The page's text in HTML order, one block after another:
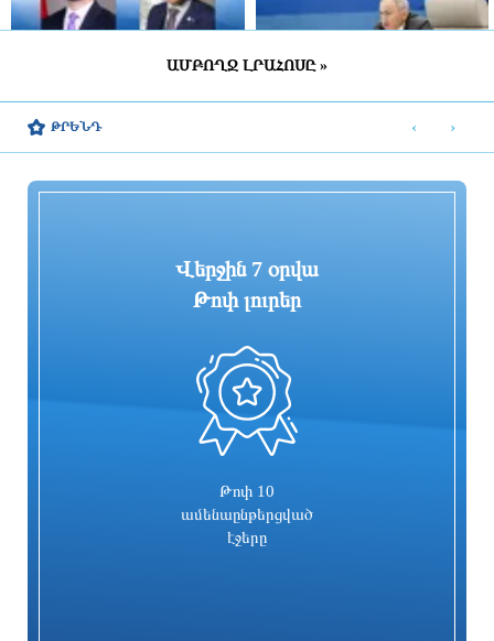
ՀՀ ԱԺ նախագահի պաշտոնում
ընտրվելու կապակցությամբ
Գարեգին Բ-ի և վեց եպիսկոպոսների
ինքնաբացարկ հայտնեց. նոր
Իսրայելն արձագանքել է Թուրքիայի
ԱՄԲՈՂՋ ԼՐԱՀՈՍԸ »
ԹՐԵՆԴ
Վերջին 7 օրվա
Թոփ լուրեր
Թոփ 10
ամենաընթերցված
էջերը
‹ ›